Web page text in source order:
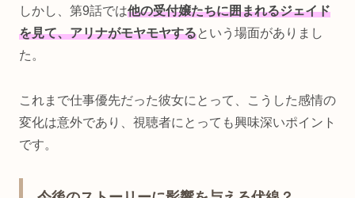
しかし、第9話では他の受付嬢たちに囲まれるジェイド
を見て、アリナがモヤモヤするという場面がありまし
た。
これまで仕事優先だった彼女にとって、こうした感情の
変化は意外であり、視聴者にとっても興味深いポイント
です。